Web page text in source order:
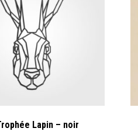
Lapin – noir